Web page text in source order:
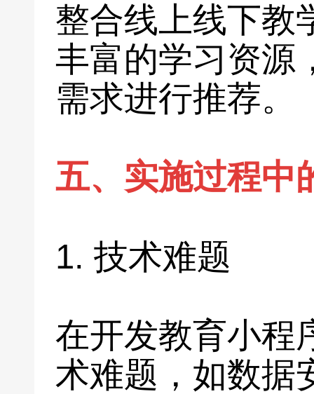
整合线上线下教
丰富的学习资源
需求进行推荐。
五、实施过程中
1. 技术难题
在开发教育小程
术难题，如数据